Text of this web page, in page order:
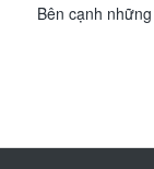
Bên cạnh